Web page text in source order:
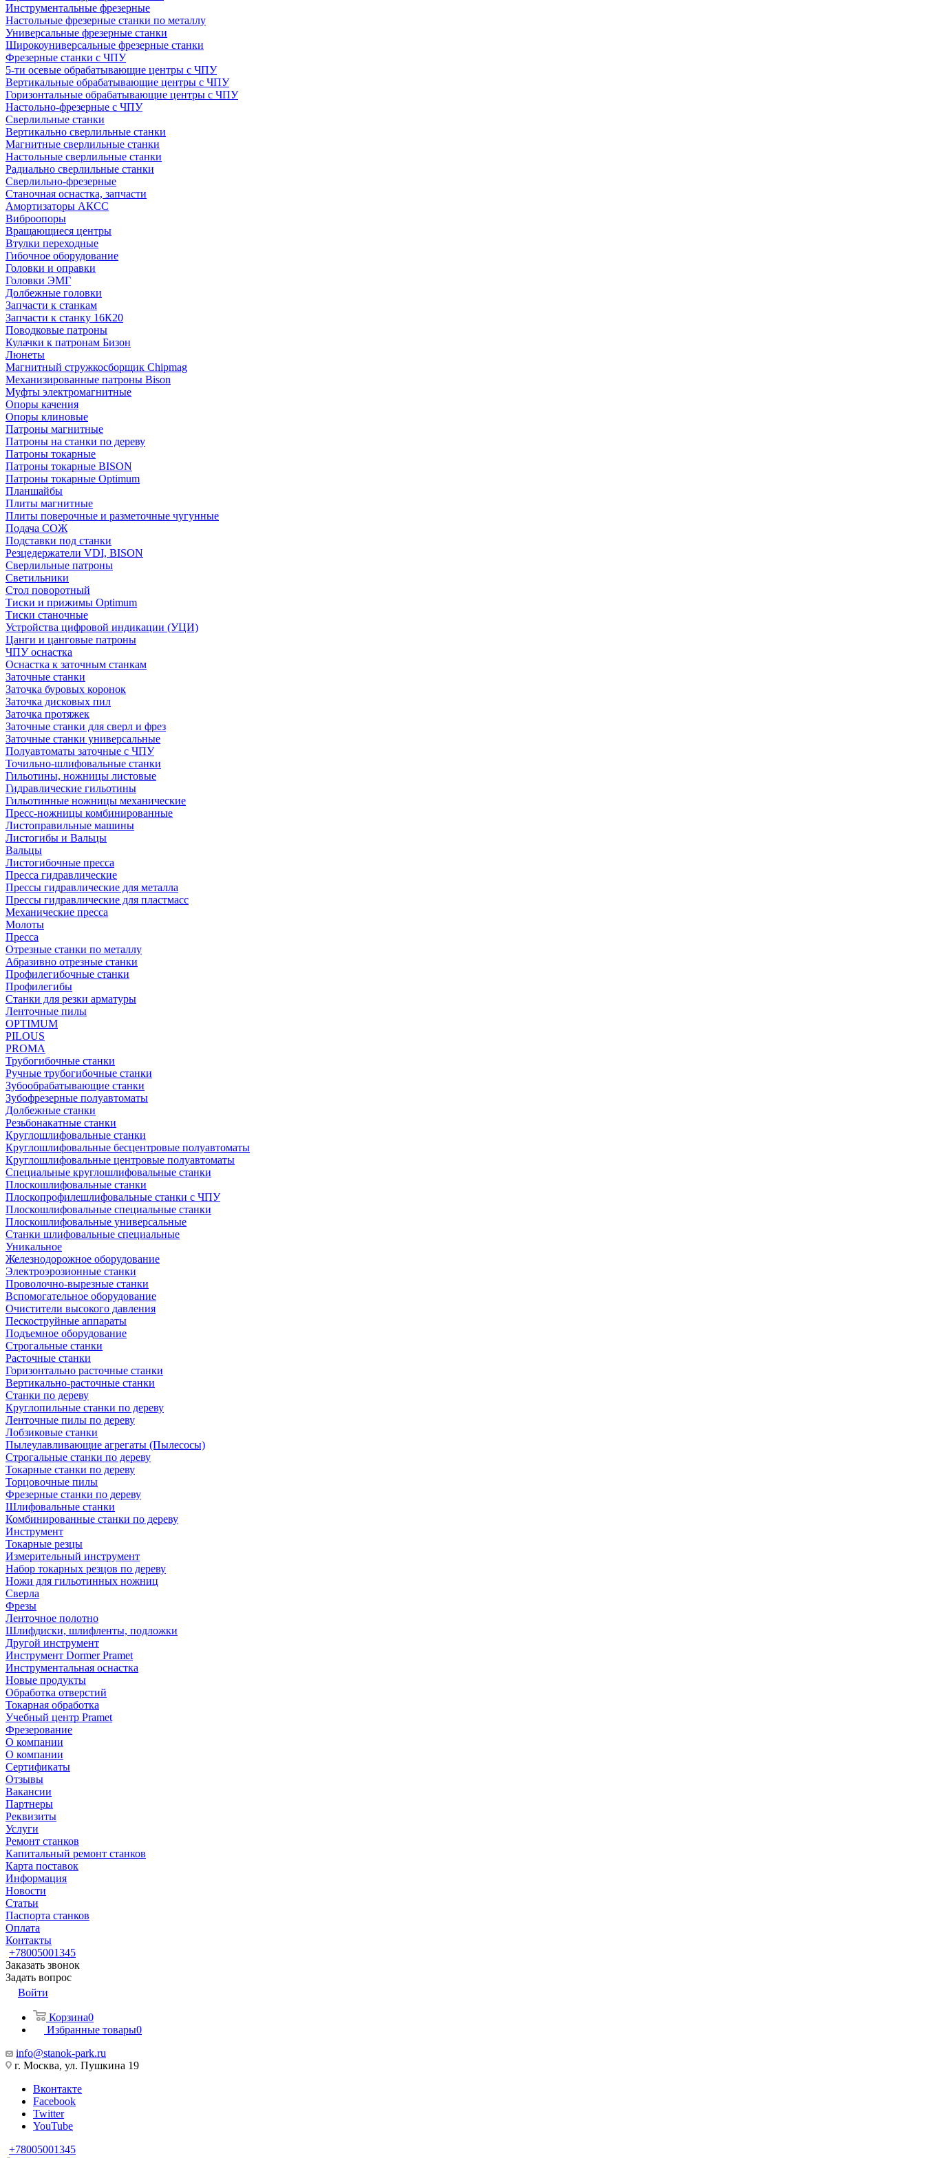
Инструментальные фрезерные
Настольные фрезерные станки по металлу
Универсальные фрезерные станки
Широкоуниверсальные фрезерные станки
Фрезерные станки с ЧПУ
5-ти осевые обрабатывающие центры с ЧПУ
Вертикальные обрабатывающие центры с ЧПУ
Горизонтальные обрабатывающие центры с ЧПУ
Настольно-фрезерные с ЧПУ
Сверлильные станки
Вертикально сверлильные станки
Магнитные сверлильные станки
Настольные сверлильные станки
Радиально сверлильные станки
Сверлильно-фрезерные
Станочная оснастка, запчасти
Амортизаторы АКСС
Виброопоры
Вращающиеся центры
Втулки переходные
Гибочное оборудование
Головки и оправки
Головки ЭМГ
Долбежные головки
Запчасти к станкам
Запчасти к станку 16К20
Поводковые патроны
Кулачки к патронам Бизон
Люнеты
Магнитный стружкосборщик Chipmag
Механизированные патроны Bison
Муфты электромагнитные
Опоры качения
Опоры клиновые
Патроны магнитные
Патроны на станки по дереву
Патроны токарные
Патроны токарные BISON
Патроны токарные Optimum
Планшайбы
Плиты магнитные
Плиты поверочные и разметочные чугунные
Подача СОЖ
Подставки под станки
Резцедержатели VDI, BISON
Сверлильные патроны
Светильники
Стол поворотный
Тиски и прижимы Optimum
Тиски станочные
Устройства цифровой индикации (УЦИ)
Цанги и цанговые патроны
ЧПУ оснастка
Оснастка к заточным станкам
Заточные станки
Заточка буровых коронок
Заточка дисковых пил
Заточка протяжек
Заточные станки для сверл и фрез
Заточные станки универсальные
Полуавтоматы заточные с ЧПУ
Точильно-шлифовальные станки
Гильотины, ножницы листовые
Гидравлические гильотины
Гильотинные ножницы механические
Пресс-ножницы комбинированные
Листоправильные машины
Листогибы и Вальцы
Вальцы
Листогибочные пресса
Пресса гидравлические
Прессы гидравлические для металла
Прессы гидравлические для пластмасс
Механические пресса
Молоты
Пресса
Отрезные станки по металлу
Абразивно отрезные станки
Профилегибочные станки
Профилегибы
Станки для резки арматуры
Ленточные пилы
OPTIMUM
PILOUS
PROMA
Трубогибочные станки
Ручные трубогибочные станки
Зубообрабатывающие станки
Зубофрезерные полуавтоматы
Долбежные станки
Резьбонакатные станки
Круглошлифовальные станки
Круглошлифовальные бесцентровые полуавтоматы
Круглошлифовальные центровые полуавтоматы
Специальные круглошлифовальные станки
Плоскошлифовальные станки
Плоскопрофилешлифовальные станки с ЧПУ
Плоскошлифовальные специальные станки
Плоскошлифовальные универсальные
Станки шлифовальные специальные
Уникальное
Железнодорожное оборудование
Электроэрозионные станки
Проволочно-вырезные станки
Вспомогательное оборудование
Очистители высокого давления
Пескоструйные аппараты
Подъемное оборудование
Строгальные станки
Расточные станки
Горизонтально расточные станки
Вертикально-расточные станки
Станки по дереву
Круглопильные станки по дереву
Ленточные пилы по дереву
Лобзиковые станки
Пылеулавливающие агрегаты (Пылесосы)
Строгальные станки по дереву
Токарные станки по дереву
Торцовочные пилы
Фрезерные станки по дереву
Шлифовальные станки
Комбинированные станки по дереву
Инструмент
Токарные резцы
Измерительный инструмент
Набор токарных резцов по дереву
Ножи для гильотинных ножниц
Сверла
Фрезы
Ленточное полотно
Шлифдиски, шлифленты, подложки
Другой инструмент
Инструмент Dormer Pramet
Инструментальная оснастка
Новые продукты
Обработка отверстий
Токарная обработка
Учебный центр Pramet
Фрезерование
О компании
О компании
Сертификаты
Отзывы
Вакансии
Партнеры
Реквизиты
Услуги
Ремонт станков
Капитальный ремонт станков
Карта поставок
Информация
Новости
Статьи
Паспорта станков
Оплата
Контакты
+78005001345
Заказать звонок
Задать вопрос
Войти
Корзина0
Избранные товары0
info@stanok-park.ru
г. Москва, ул. Пушкина 19
Вконтакте
Facebook
Twitter
YouTube
+78005001345